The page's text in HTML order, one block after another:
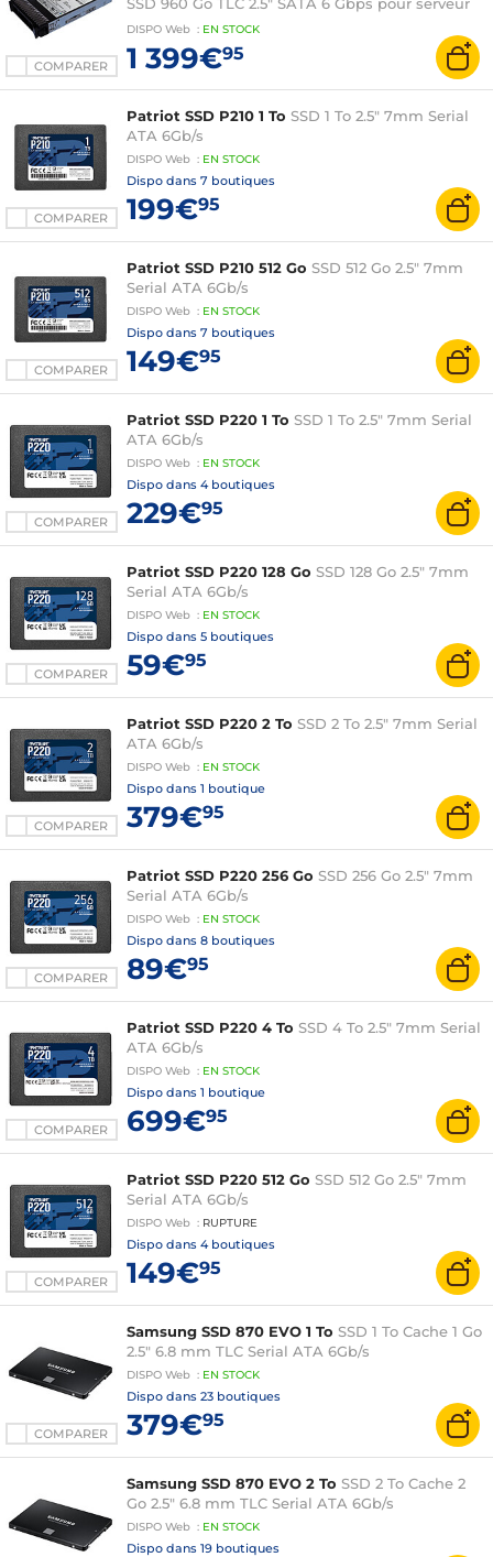
COMPARER
Lenovo ThinkSystem
DISPO Web : EN STOCK
1 399€95
COMPARER
Patriot SSD P210 1 To SSD 1 To 2.5" 7mm Serial
ATA 6Gb/s
DISPO Web : EN STOCK
Dispo dans 7 boutiques
199€95
COMPARER
Patriot SSD P210 512 Go SSD 512 Go 2.5" 7mm
Serial ATA 6Gb/s
DISPO Web : EN STOCK
Dispo dans 7 boutiques
149€95
COMPARER
Patriot SSD P220 1 To SSD 1 To 2.5" 7mm Serial
ATA 6Gb/s
DISPO Web : EN STOCK
Dispo dans 4 boutiques
229€95
COMPARER
Patriot SSD P220 128 Go SSD 128 Go 2.5" 7mm
Serial ATA 6Gb/s
DISPO Web : EN STOCK
Dispo dans 5 boutiques
59€95
COMPARER
Patriot SSD P220 2 To SSD 2 To 2.5" 7mm Serial
ATA 6Gb/s
DISPO Web : EN STOCK
Dispo dans 1 boutique
379€95
COMPARER
Patriot SSD P220 256 Go SSD 256 Go 2.5" 7mm
Serial ATA 6Gb/s
DISPO Web : EN STOCK
Dispo dans 8 boutiques
89€95
COMPARER
Patriot SSD P220 4 To SSD 4 To 2.5" 7mm Serial
ATA 6Gb/s
DISPO Web : EN STOCK
Dispo dans 1 boutique
699€95
COMPARER
Patriot SSD P220 512 Go SSD 512 Go 2.5" 7mm
Serial ATA 6Gb/s
DISPO Web : RUPTURE
Dispo dans 4 boutiques
149€95
COMPARER
Samsung SSD 870 EVO 1 To SSD 1 To Cache 1 Go
2.5" 6.8 mm TLC Serial ATA 6Gb/s
DISPO Web : EN STOCK
Dispo dans 23 boutiques
379€95
Samsung SSD 870 EVO 2 To SSD 2 To Cache 2
Go 2.5" 6.8 mm TLC Serial ATA 6Gb/s
DISPO Web : EN STOCK
Dispo dans 19 boutiques